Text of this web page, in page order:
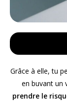
Grâce à elle, tu
en buvant un
prendre le